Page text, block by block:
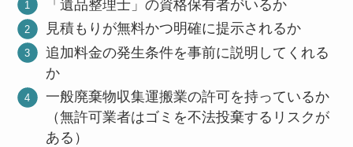
「遺品整理士」の資格保有者がいるか
見積もりが無料かつ明確に提示されるか
追加料金の発生条件を事前に説明してくれる
か
一般廃棄物収集運搬業の許可を持っているか
（無許可業者はゴミを不法投棄するリスクが
ある）